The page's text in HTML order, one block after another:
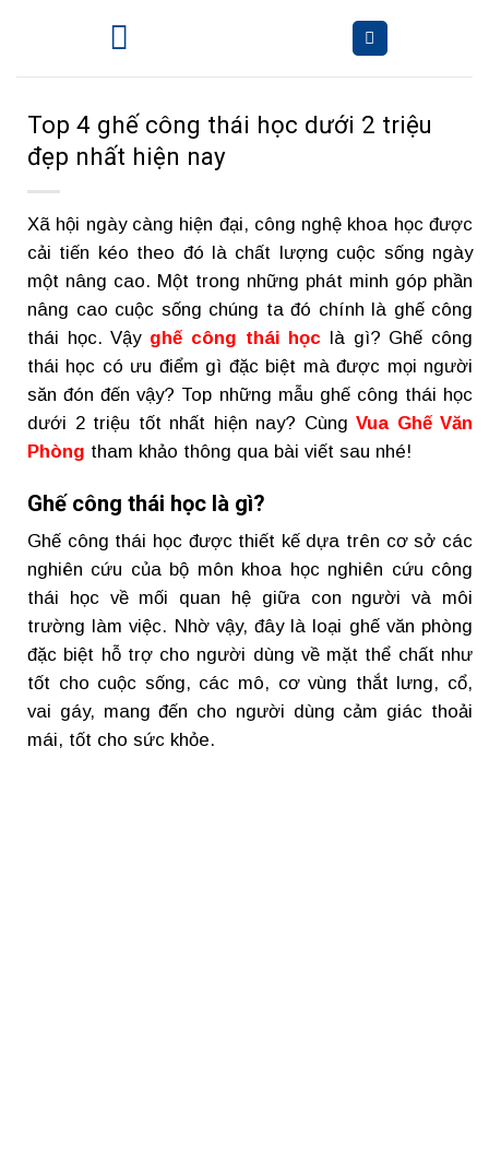
Top 4 ghế công thái học dưới 2 triệu
đẹp nhất hiện nay
Xã hội ngày càng hiện đại, công nghệ khoa học được
cải tiến kéo theo đó là chất lượng cuộc sống ngày
một nâng cao. Một trong những phát minh góp phần
nâng cao cuộc sống chúng ta đó chính là ghế công
thái học. Vậy ghế công thái học là gì? Ghế công
thái học có ưu điểm gì đặc biệt mà được mọi người
săn đón đến vậy? Top những mẫu ghế công thái học
dưới 2 triệu tốt nhất hiện nay? Cùng Vua Ghế Văn
Phòng tham khảo thông qua bài viết sau nhé!
Ghế công thái học là gì?
Ghế công thái học được thiết kế dựa trên cơ sở các
nghiên cứu của bộ môn khoa học nghiên cứu công
thái học về mối quan hệ giữa con người và môi
trường làm việc. Nhờ vậy, đây là loại ghế văn phòng
đặc biệt hỗ trợ cho người dùng về mặt thể chất như
tốt cho cuộc sống, các mô, cơ vùng thắt lưng, cổ,
vai gáy, mang đến cho người dùng cảm giác thoải
mái, tốt cho sức khỏe.